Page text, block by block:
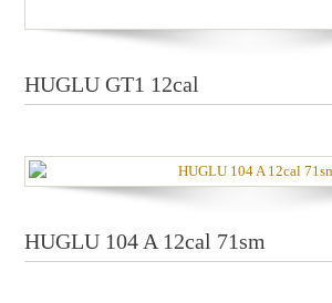
HUGLU GT1 12cal
HUGLU 104 A 12cal 71sm